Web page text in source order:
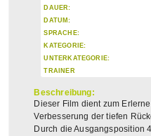
DAUER:
DATUM:
SPRACHE:
KATEGORIE:
UNTERKATEGORIE:
TRAINER
Beschreibung:
Dieser Film dient zum
Verbesserung der tiefen
Durch die Ausgangsposition